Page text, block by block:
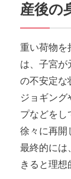
産後の
重い荷物を
は、子宮が
の不安定な
ジョギン
プなどをし
徐々に再開
最終的には
きると理想